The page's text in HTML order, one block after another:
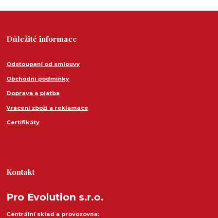
Důležité informace
Odstoupení od smlouvy
Obchodní podmínky
Doprava a platba
Vrácení zboží a reklamace
Certifikáty
Kontakt
Pro Evolution s.r.o.
Centrální sklad a provozovna: